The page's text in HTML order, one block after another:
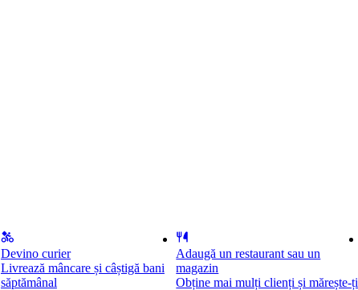
Devino curier
Livrează mâncare și câștigă bani
săptămânal
Adaugă un restaurant sau un
magazin
Obține mai mulți clienți și mărește-ți